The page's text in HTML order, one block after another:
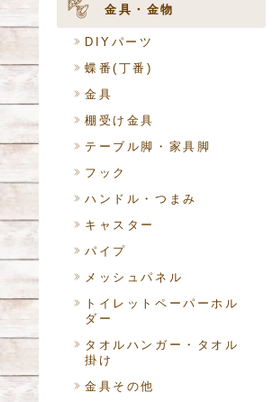
金具・金物
DIYパーツ
蝶番(丁番)
金具
棚受け金具
テーブル脚・家具脚
フック
ハンドル・つまみ
キャスター
パイプ
メッシュパネル
トイレットペーパーホル
ダー
タオルハンガー・タオル
掛け
金具その他